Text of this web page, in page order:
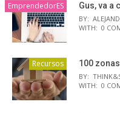
EmprendedorES Gus, va a
BY:
WITH: 0
Recursos 100
BY:
WITH: 0